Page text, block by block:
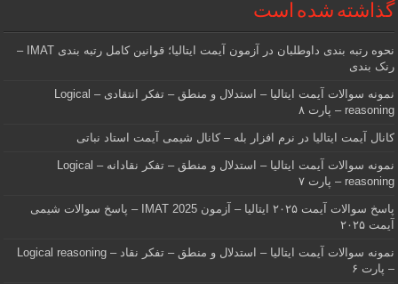
گذاشته شده است
نحوه رتبه بندی داوطلبان در آزمون آیمت ایتالیا؛ قوانین کامل رتبه بندی IMAT –
رنک بندی
نمونه سوالات آیمت ایتالیا – استدلال و منطق – تفکر انتقادی – Logical
reasoning – پارت ۸
کانال آیمت ایتالیا در نرم افزار بله – کانال شیمی آیمت استاد نباتی
نمونه سوالات آیمت ایتالیا – استدلال و منطق – تفکر نقادانه – Logical
reasoning – پارت ۷
پاسخ سوالات آیمت ۲۰۲۵ ایتالیا – آزمون IMAT 2025 – پاسخ سوالات شیمی
آیمت ۲۰۲۵
نمونه سوالات آیمت ایتالیا – استدلال و منطق – تفکر نقاد – Logical reasoning
– پارت ۶